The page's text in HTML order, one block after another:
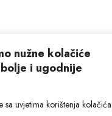
nužne kolačiće
i ugodnije
sa uvjetima korištenja kolačića